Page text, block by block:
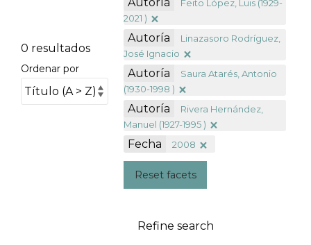
0 resultados
Ordenar por
Feito López, Luis (1929-
2021 )
Autoría
Linazasoro Rodríguez,
José Ignacio
Autoría
Saura Atarés, Antonio
(1930-1998 )
Autoría
Rivera Hernández,
Manuel (1927-1995 )
Fecha 2008
Reset facets
Refine search